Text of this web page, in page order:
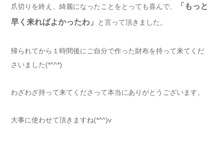
爪切りを終え、綺麗になったことをとっても喜んで、
「もっと
早く来ればよかったわ」
と言って頂きました。
帰られてから１時間後にご自分で作った財布を持って来てくだ
さいました(*^^*)
わざわざ持って来てくださって本当にありがとうございます。
大事に使わせて頂きますね(*^^)v